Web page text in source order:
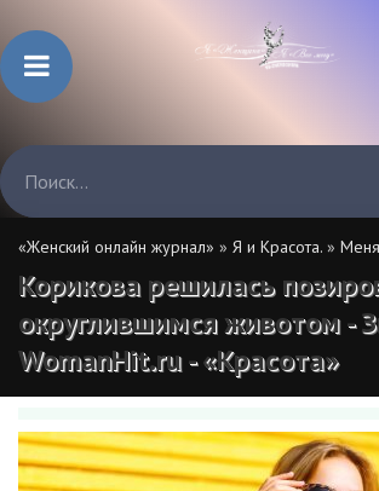
«Женский онлайн журнал» » Я и Красота. »
Корикова решилась
округлившимся животом -
WomanHit.ru - «Красота»